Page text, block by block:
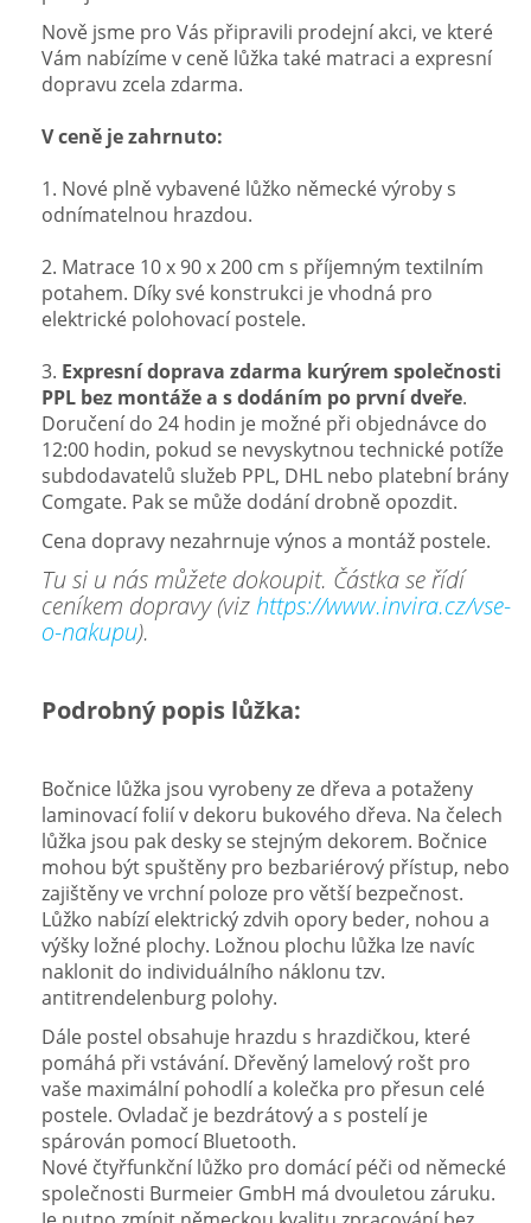
Nově jsme pro Vás připravili prodejní akci, ve které
Vám nabízíme v ceně lůžka také matraci a expresní
dopravu zcela zdarma.
V ceně je zahrnuto:
1. Nové plně vybavené lůžko německé výroby s
odnímatelnou hrazdou.
2. Matrace 10 x 90 x 200 cm s příjemným textilním
potahem. Díky své konstrukci je vhodná pro
elektrické polohovací postele.
3. Expresní doprava zdarma kurýrem společnosti
PPL bez montáže a s dodáním po první dveře.
Doručení do 24 hodin je možné při objednávce do
12:00 hodin, pokud se nevyskytnou technické potíže
subdodavatelů služeb PPL, DHL nebo platební brány
Comgate. Pak se může dodání drobně opozdit.
Cena dopravy nezahrnuje výnos a montáž postele.
Tu si u nás můžete dokoupit. Částka se řídí
ceníkem dopravy (vizhttps://www.invira.cz/vse-
o-nakupu).
Podrobný popis lůžka:
Bočnice lůžka jsou vyrobeny ze dřeva a potaženy
laminovací folií v dekoru bukového dřeva. Na čelech
lůžka jsou pak desky se stejným dekorem. Bočnice
mohou být spuštěny pro bezbariérový přístup, nebo
zajištěny ve vrchní poloze pro větší bezpečnost.
Lůžko nabízí elektrický zdvih opory beder, nohou a
výšky ložné plochy. Ložnou plochu lůžka lze navíc
naklonit do individuálního náklonu tzv.
antitrendelenburg polohy.
Dále postel obsahuje hrazdu s hrazdičkou, které
pomáhá při vstávání. Dřevěný lamelový rošt pro
vaše maximální pohodlí a kolečka pro přesun celé
postele. Ovladač je bezdrátový a s postelí je
spárován pomocí Bluetooth.
Nové čtyřfunkční lůžko pro domácí péči od německé
společnosti Burmeier GmbH má dvouletou záruku.